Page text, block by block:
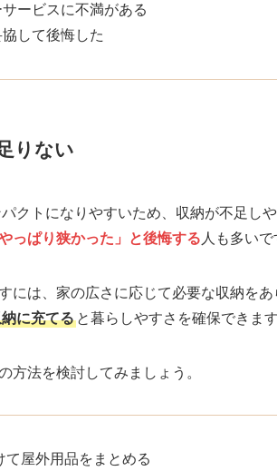
ービスに不満がある
して後悔した
りない
クトになりやすいため、収納が不足し
っぱり狭かった」と後悔する 人も多いで
には、家の広さに応じて必要な収納を
に充てる と暮らしやすさを確保できます
方法を検討してみましょう。
屋外用品をまとめる